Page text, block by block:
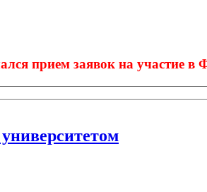
заявок на участие в